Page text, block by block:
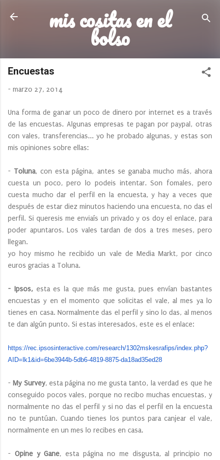
Ir al contenido principal
mis cositas en el
bolso
Encuestas
- marzo 27, 2014
Una forma de ganar un poco de dinero por internet es a través
de las encuestas. Algunas empresas te pagan por paypal, otras
con vales, transferencias... yo he probado algunas, y estas son
mis opiniones sobre ellas:
- Toluna, con esta página, antes se ganaba mucho más, ahora
cuesta un poco, pero lo podeis intentar. Son fomales, pero
cuesta mucho dar el perfil en la encuesta, y hay a veces que
después de estar diez minutos haciendo una encuesta, no das el
perfil. Si queresis me enviaís un privado y os doy el enlace, para
poder apuntaros. Los vales tardan de dos a tres meses, pero
llegan.
yo hoy mismo he recibido un vale de Media Markt, por cinco
euros gracias a Toluna.
- Ipsos,esta es la que más me gusta, pues envían bastantes
encuestas y en el momento que solicitas el vale, al mes ya lo
tienes en casa. Normalmente das el perfil y sino lo das, al menos
te dan algún punto. Si estas interesados, este es el enlace:
https://rec.ipsosinteractive. com/research/1302mskesrafips/index.php?
AID=lk1&id=6be3944b-5db6-4819-8875-da18ad35ed28
- My Survey, esta página no me gusta tanto, la verdad es que he
conseguido pocos vales, porque no recibo muchas encuestas, y
normalmente no das el perfil y si no das el perfil en la encuesta
no te puntúan. Cuando tienes los puntos para canjear el vale,
normalmente en un mes lo recibes en casa.
- Opine y Gane, esta página no me disgusta, al principio no